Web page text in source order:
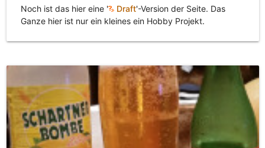
Noch ist das hier eine ' Draft'-Version der Seite. Das
Ganze hier ist nur ein kleines ein Hobby Projekt.